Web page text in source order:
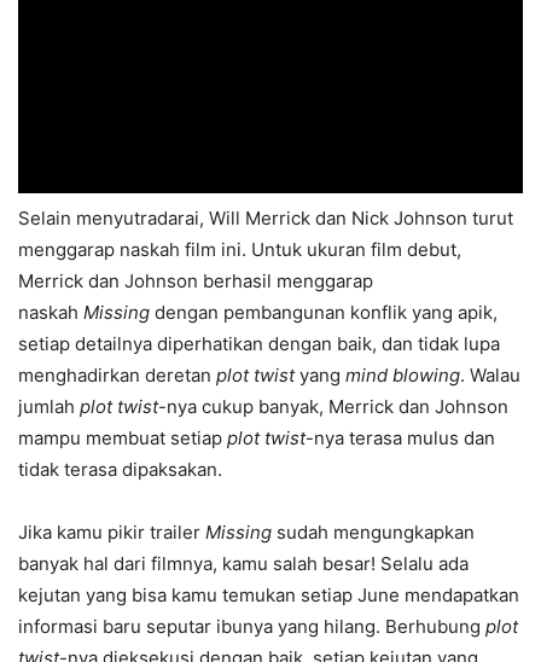
Selain menyutradarai, Will Merrick dan Nick Johnson turut
menggarap naskah film ini. Untuk ukuran film debut,
Merrick dan Johnson berhasil menggarap
naskah Missing dengan pembangunan konflik yang apik,
setiap detailnya diperhatikan dengan baik, dan tidak lupa
menghadirkan deretan plot twistyang mind blowing. Walau
jumlah plot twist-nya cukup banyak, Merrick dan Johnson
mampu membuat setiap plot twist-nya terasa mulus dan
tidak terasa dipaksakan.
Jika kamu pikir trailer Missing sudah mengungkapkan
banyak hal dari filmnya, kamu salah besar! Selalu ada
kejutan yang bisa kamu temukan setiap June mendapatkan
informasi baru seputar ibunya yang hilang. Berhubung plot